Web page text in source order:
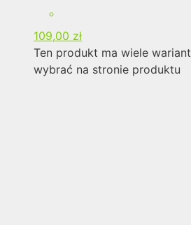
109,00 zł
Ten produkt ma wiele
wybrać na stronie produktu